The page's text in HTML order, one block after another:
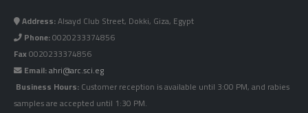
Address:Alsayd Club Street, Dokki, Giza, Egypt
Phone:0020233374856
Fax0020233374856
Email:ahri@arc.sci.eg
Business Hours:Customer reception is available until 3:00 PM, and rabies
samples are accepted until 1:30 PM.